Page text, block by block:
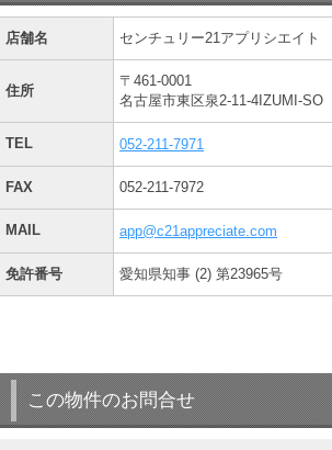
店舗名 センチュリー21アプリシエイト
住所
〒461-0001
名古屋市東区泉2-11-4IZUMI-SO
TEL 052-211-7971
FAX 052-211-7972
MAIL app@c21appreciate.com
免許番号 愛知県知事 (2) 第23965号
この物件のお問合せ